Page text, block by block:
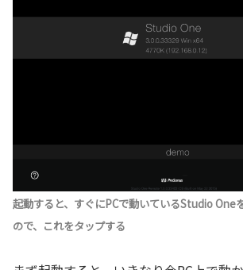
起動すると、すぐにPCで動いているStudio One
ので、これをタップする